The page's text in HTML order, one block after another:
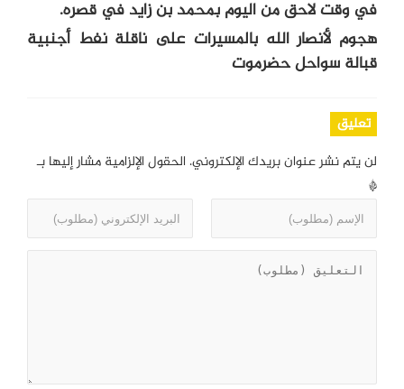
في وقت لاحق من اليوم بمحمد بن زايد في قصره.
هجوم لأنصار الله بالمسيرات على ناقلة نفط أجنبية
قبالة سواحل حضرموت
تعليق
لن يتم نشر عنوان بريدك الإلكتروني. الحقول الإلزامية مشار إليها بـ
*